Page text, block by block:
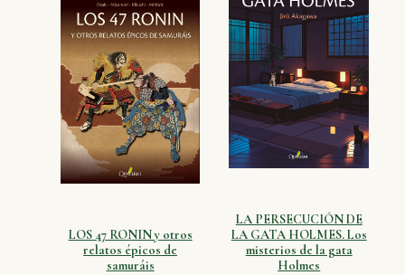
LOS 47 RONIN y otros
relatos épicos de
samuráis
LA PERSECUCIÓN DE
LA GATA HOLMES. Los
misterios de la gata
Holmes